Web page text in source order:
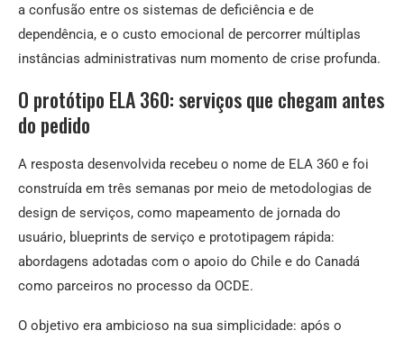
a confusão entre os sistemas de deficiência e de
dependência, e o custo emocional de percorrer múltiplas
instâncias administrativas num momento de crise profunda.
O protótipo ELA 360: serviços que chegam antes
do pedido
A resposta desenvolvida recebeu o nome de ELA 360 e foi
construída em três semanas por meio de metodologias de
design de serviços, como mapeamento de jornada do
usuário, blueprints de serviço e prototipagem rápida:
abordagens adotadas com o apoio do Chile e do Canadá
como parceiros no processo da OCDE.
O objetivo era ambicioso na sua simplicidade: após o